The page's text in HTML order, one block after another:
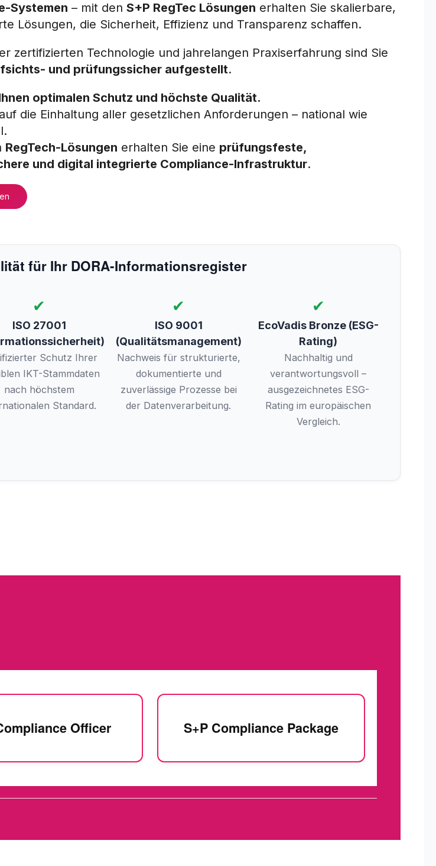
Systemen – mit den S+P RegTec Lösungen erhalten Sie skalierbare,
Lösungen, die Sicherheit, Effizienz und Transparenz schaffen.
zertifizierten Technologie und jahrelangen Praxiserfahrung sind Sie
und prüfungssicher aufgestellt.
optimalen Schutz und höchste Qualität.
die Einhaltung aller gesetzlichen Anforderungen – national wie
RegTech-Lösungen erhalten Sie eine prüfungsfeste,
und digital integrierte Compliance-Infrastruktur.
für Ihr DORA-Informationsregister
✔
ISO 27001
Schutz Ihrer
IKT-Stammdaten
nach höchstem
Standard.
✔
ISO 9001
(Qualitätsmanagement)
Nachweis für strukturierte,
dokumentierte und
zuverlässige Prozesse bei
der Datenverarbeitung.
✔
EcoVadis Bronze (ESG-
Rating)
Nachhaltig und
verantwortungsvoll –
ausgezeichnetes ESG-
Rating im europäischen
Vergleich.
Officer S+P Compliance Package